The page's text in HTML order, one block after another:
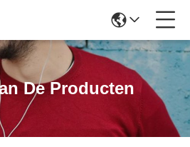
De Producten